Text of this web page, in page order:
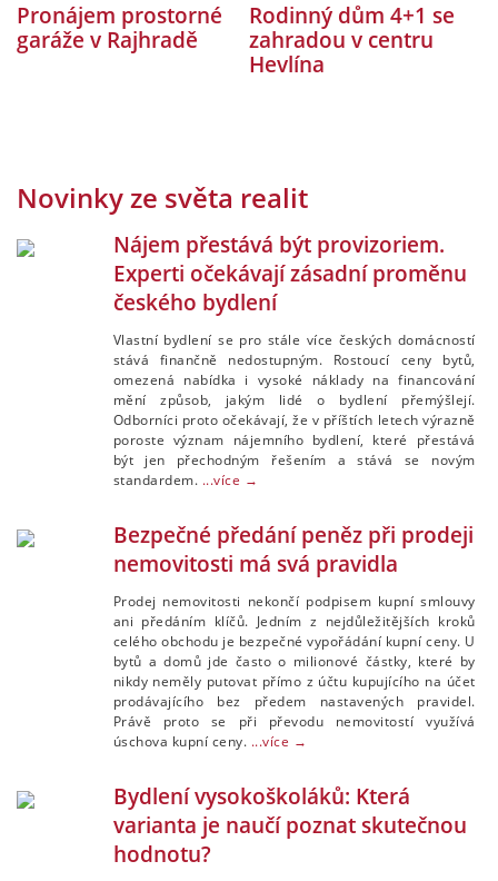
Pronájem prostorné
garáže v Rajhradě
Rodinný dům 4+1 se
zahradou v centru
Hevlína
Novinky ze světa realit
Nájem přestává být provizoriem.
Experti očekávají zásadní proměnu
českého bydlení
Vlastní bydlení se pro stále více českých domácností
stává finančně nedostupným. Rostoucí ceny bytů,
omezená nabídka i vysoké náklady na financování
mění způsob, jakým lidé o bydlení přemýšlejí.
Odborníci proto očekávají, že v příštích letech výrazně
poroste význam nájemního bydlení, které přestává
být jen přechodným řešením a stává se novým
standardem. ...více →
Bezpečné předání peněz při prodeji
nemovitosti má svá pravidla
Prodej nemovitosti nekončí podpisem kupní smlouvy
ani předáním klíčů. Jedním z nejdůležitějších kroků
celého obchodu je bezpečné vypořádání kupní ceny. U
bytů a domů jde často o milionové částky, které by
nikdy neměly putovat přímo z účtu kupujícího na účet
prodávajícího bez předem nastavených pravidel.
Právě proto se při převodu nemovitostí využívá
úschova kupní ceny. ...více →
Bydlení vysokoškoláků: Která
varianta je naučí poznat skutečnou
hodnotu?